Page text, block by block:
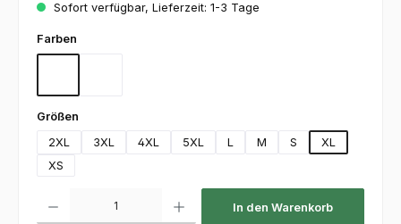
Sofort verfügbar, Lieferzeit: 1-3 Tage
Farben
Größen
2XL
3XL 4XL 5XL L M S
XL
XS
In den Warenkorb